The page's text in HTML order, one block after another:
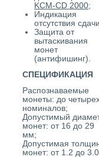
KCM-CD 2000;
Индикация
отсутствия
Защита от
вытаскивания
монет
(антифишинг).
СПЕЦИФИКАЦИЯ
Распознаваемые
монеты: до
номиналов;
Допустимый
монет: от 16 до 29
мм;
Допустимая
монет: от 1.2 до 3.0